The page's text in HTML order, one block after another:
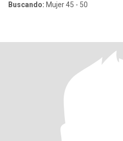
Buscando: Mujer 45 - 50